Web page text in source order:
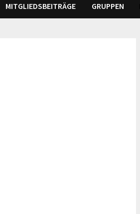
MITGLIEDSBEITRÄGE GRUPPEN